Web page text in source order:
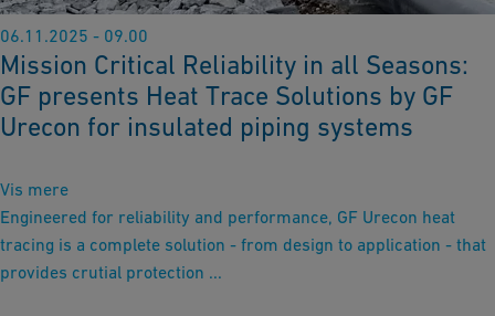
06.11.2025 - 09.00
Mission Critical Reliability in all Seasons:
GF presents Heat Trace Solutions by GF
Urecon for insulated piping systems
Vis mere
Engineered for reliability and performance, GF Urecon heat
tracing is a complete solution - from design to application - that
provides crutial protection ...